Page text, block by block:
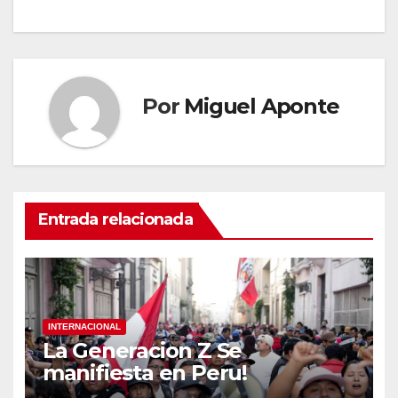
Por Miguel Aponte
Entrada relacionada
INTERNACIONAL
La Generacion Z Se
manifiesta en Peru!